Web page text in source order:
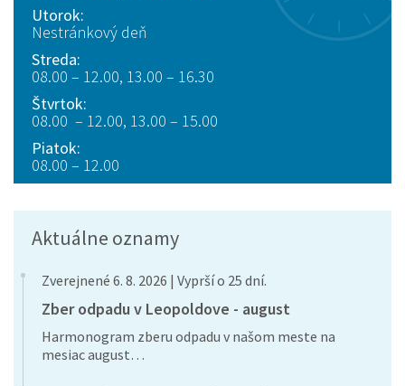
Utorok:
Nestránkový deň
Streda:
08.00 – 12.00, 13.00 – 16.30
Štvrtok:
08.00 – 12.00, 13.00 – 15.00
Piatok:
08.00 – 12.00
Aktuálne oznamy
Zverejnené 6. 8. 2026 | Vyprší o 25 dní.
Zber odpadu v Leopoldove - august
Harmonogram zberu odpadu v našom meste na
mesiac august…